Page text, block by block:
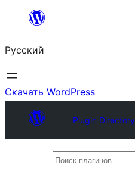
Перейти
содержимому
Русский
Скачать WordPress
Plugin Directory
Поиск